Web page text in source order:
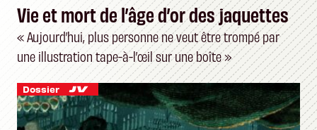
Vie et mort de l’âge d’or des jaquettes
« Aujourd’hui, plus personne ne veut être trompé par
une illustration tape-à-l’œil sur une boîte »
Dossier